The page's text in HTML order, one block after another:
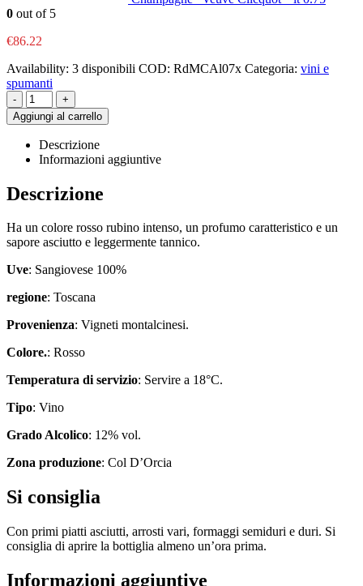
0 out of 5
€86.22
Availability: 3 disponibili COD: RdMCAl07x Categoria: vini e
spumanti
-
+
Aggiungi al carrello
Descrizione
Informazioni aggiuntive
Descrizione
Ha un colore rosso rubino intenso, un profumo caratteristico e un
sapore asciutto e leggermente tannico.
Uve: Sangiovese 100%
regione: Toscana
Provenienza: Vigneti montalcinesi.
Colore.: Rosso
Temperatura di servizio: Servire a 18°C.
Tipo: Vino
Grado Alcolico: 12% vol.
Zona produzione: Col D’Orcia
Si consiglia
Con primi piatti asciutti, arrosti vari, formaggi semiduri e duri. Si
consiglia di aprire la bottiglia almeno un’ora prima.
Informazioni aggiuntive